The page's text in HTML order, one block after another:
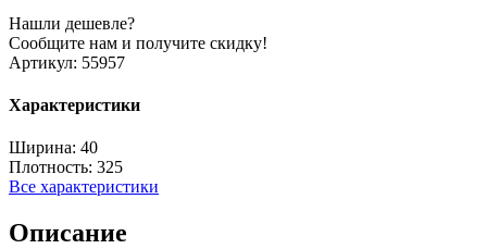
Нашли дешевле?
Сообщите нам и получите скидку!
Артикул: 55957
Характеристики
Ширина: 40
Плотность: 325
Все характеристики
Описание